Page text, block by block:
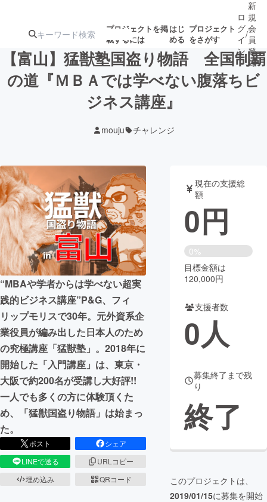
プロジェクトを掲
載するには
はじ
める
プロジェクト
をさがす
注目の新着プロ募集終了が近いプ
テクノロジー・ガジェット
映像・映画 書籍・雑誌
ビジネス・起業 チャレンジ
まちづくり・地域活性化
CAMPFIRE for Social Good
CAMPFIRE Creation
CAMPFIREふるさと納税machi-ya コミュニティ
ロ
グ
イ
ン
/
新
規
会
員
登
録
【富山】猛獣塾国盗り物語 全国制覇
の道『ＭＢＡでは学べない腹落ちビ
ジネス講座』
mouju チャレンジ
“MBAや学者からは学べない超実
践的ビジネス講座”P&G、フィ
リップモリスで30年。元外資系企
業役員が編み出した​日本人のため
の究極講座「猛獣塾」。​2018年に
開始した「入門講座」は、東京・
大阪で約200名が受講し大好評!!
一人でも多くの方に体験頂くた
め、「猛獣国盗り物語」は始まっ
た。
ポスト
シェア
LINEで送る
URLコピー
埋め込み
QRコード
現在の支援総
額
0円
0%
目標金額は
120,000円
支援者数
0人
募集終了まで残
り
終了
このプロジェクトは、
2019/01/15に募集を開始